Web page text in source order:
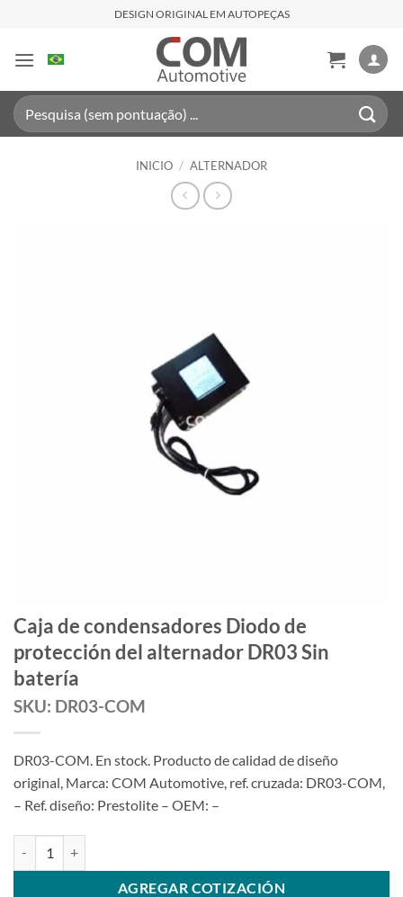
contenido
DESIGN ORIGINAL EM AUTOPEÇAS
Buscar
por:
INICIO / ALTERNADOR
Caja de condensadores Diodo de
protección del alternador DR03 Sin
batería
SKU: DR03-COM
DR03-COM. En stock. Producto de calidad de diseño
original, Marca: COM Automotive, ref. cruzada: DR03-COM,
– Ref. diseño: Prestolite – OEM: –
AGREGAR COTIZACIÓN